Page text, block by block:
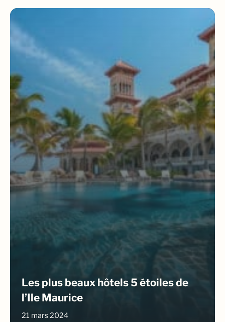
Les plus beaux hôtels 5 étoiles de
l’Ile Maurice
21 mars 2024